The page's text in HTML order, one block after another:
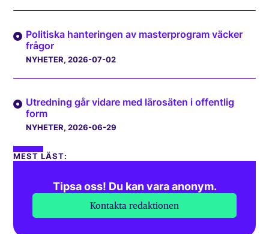
Politiska hanteringen av masterprogram väcker
frågor
NYHETER, 2026-07-02
Utredning går vidare med lärosäten i offentlig
form
NYHETER, 2026-06-29
MEST LÄST:
Tipsa oss! Du kan vara anonym.
Kontakta redaktionen